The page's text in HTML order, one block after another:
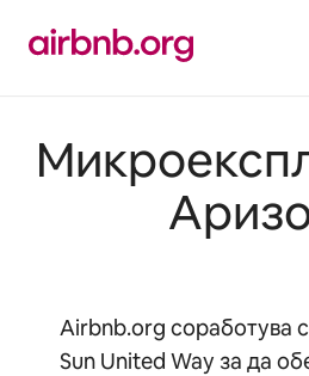
содржина
Airbnb.org соработува
Sun United Way за да